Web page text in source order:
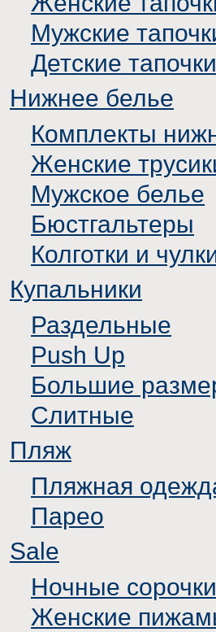
Мужские
Детские тапочки
Нижнее белье
Комплекты
Женские
Мужское белье
Бюстгальтеры
Колготки и
Купальники
Раздельные
Push Up
Большие
Слитные
Пляж
Пляжная
Парео
Sale
Ночные
Женские